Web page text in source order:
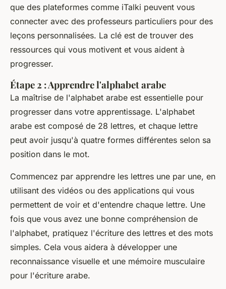
que des plateformes comme iTalki peuvent vous
connecter avec des professeurs particuliers pour des
leçons personnalisées. La clé est de trouver des
ressources qui vous motivent et vous aident à
progresser.
Étape 2 : Apprendre l'alphabet arabe
La maîtrise de l'alphabet arabe est essentielle pour
progresser dans votre apprentissage. L'alphabet
arabe est composé de 28 lettres, et chaque lettre
peut avoir jusqu'à quatre formes différentes selon sa
position dans le mot.
Commencez par apprendre les lettres une par une, en
utilisant des vidéos ou des applications qui vous
permettent de voir et d'entendre chaque lettre. Une
fois que vous avez une bonne compréhension de
l'alphabet, pratiquez l'écriture des lettres et des mots
simples. Cela vous aidera à développer une
reconnaissance visuelle et une mémoire musculaire
pour l'écriture arabe.